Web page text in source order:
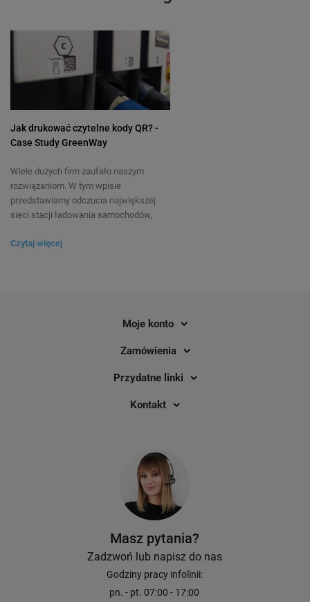
Jak drukować czytelne kody QR? -
Case Study GreenWay
Wiele dużych firm zaufało naszym
rozwiązaniom. W tym wpisie
przedstawiamy odczucia największej
sieci stacji ładowania samochodów,
“Dążymy do tego, aby korzystanie z
Czytaj więcej
Moje konto
Zamówienia
Przydatne linki
Kontakt
Masz pytania?
Zadzwoń lub napisz do nas
Godziny pracy infolinii:
pn. - pt. 07:00 - 17:00